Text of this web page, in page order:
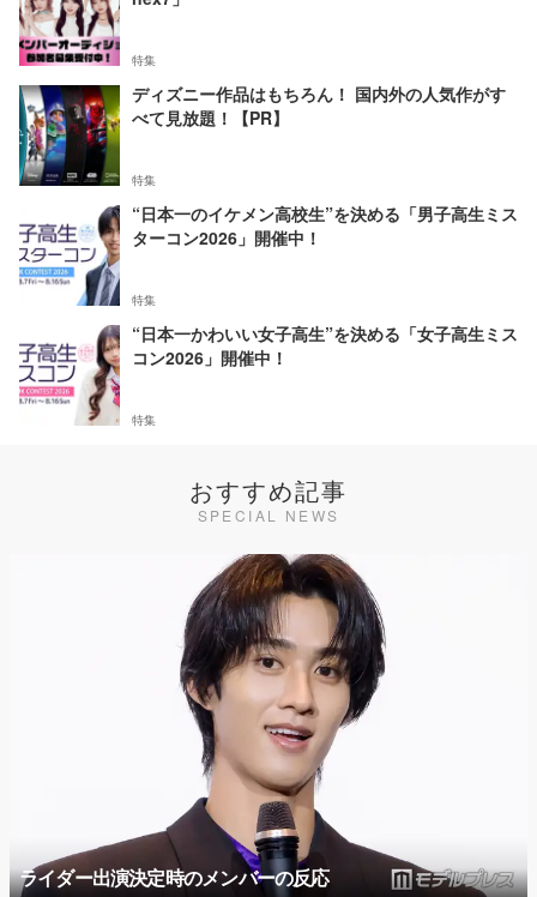
特集
ディズニー作品はもちろん！ 国内外の人気作がす
べて見放題！【PR】
特集
“日本一のイケメン高校生”を決める「男子高生ミス
ターコン2026」開催中！
特集
“日本一かわいい女子高生”を決める「女子高生ミス
コン2026」開催中！
特集
おすすめ記事
SPECIAL NEWS
ライダー出演決定時のメンバーの反応